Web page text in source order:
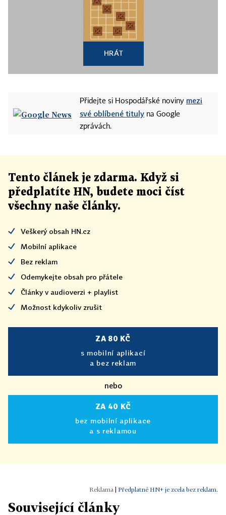
HRÁT
Přidejte si Hospodářské noviny mezi
své oblíbené tituly na Google
zprávách.
Tento článek je zdarma. Když si
předplatíte HN, budete moci číst
všechny naše články.
Veškerý obsah HN.cz
Mobilní aplikace
Bez reklam
Odemykejte obsah pro přátele
Články v audioverzi + playlist
Možnost kdykoliv zrušit
ZA 80 KČ
s mobilní aplikací
a bez reklam
nebo
ZA 40 KČ
bez mobilní aplikace
a s reklamou
Předplatné HN+ je zcela bez reklam.
Související články